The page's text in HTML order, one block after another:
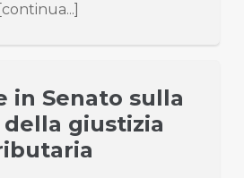
[continua...]
in Senato sulla
giustizia